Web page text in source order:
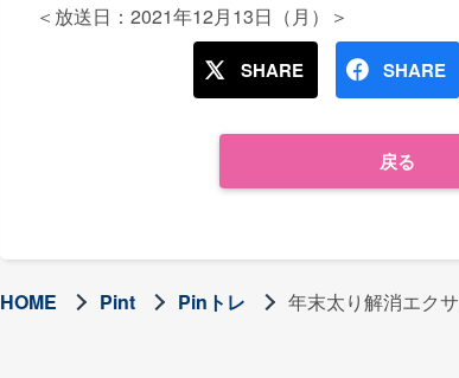
＜放送日：2021年12月13日（月）＞
SHARE SHARE
戻る
HOME Pint Pinトレ 年末太り解消エク